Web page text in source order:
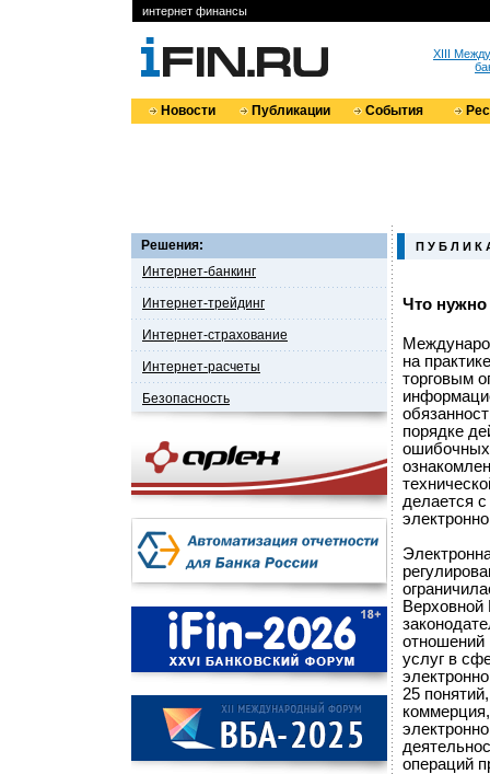
интернет финансы
XIII
Новости Публикации События
Решения:
Интернет-банкинг
Интернет-трейдинг
Интернет-страхование
Интернет-расчеты
Безопасность
П У Б Л И К
Что нужно
на
торговым
порядке
ошибочных
делается
Верховной
отношений
услуг в
25
операций